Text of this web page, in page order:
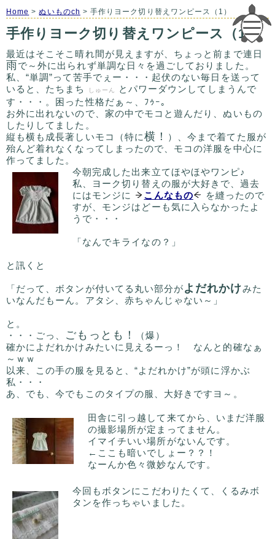
Home >ぬいものch > 手作りヨーク切り替えワンピース（1）
手作りヨーク切り替えワンピース（1）
最近はそこそこ晴れ間が見えますが、ちょっと前まで連日
雨で～外に出られず単調な日々を過ごしておりました。
私、“単調”って苦手でぇー・・・起伏のない毎日を送って
いると、たちまち
しゅーん
とパワーダウンしてしまうんで
す・・・。困った性格だぁ～、ﾌｩｰ｡
お外に出れないので、家の中でモコと遊んだり、ぬいもの
したりしてました。
縦も横も成長著しいモコ（特に横！
）、今まで着てた服が
殆んど着れなくなってしまったので、モコの洋服を中心に
作ってました。
今朝完成した出来立てほやほやワンピ♪
私、ヨーク切り替えの服が大好きで、過去
にはモンジに
こんなもの
を縫ったので
すが、モンジはどーも気に入らなかったよ
うで・・・
「なんでキライなの？」
と訊くと
「だって、ボタンが付いてる丸い部分がよだれかけみた
いなんだもーん。アタシ、赤ちゃんじゃない～」
と。
・・・ごっ、 ごもっとも！
（爆）
確かによだれかけみたいに見えるーっ！ なんと的確なぁ
～ｗｗ
以来、この手の服を見ると、“よだれかけ”が頭に浮かぶ
私・・・
あ、でも、今でもこのタイプの服、大好きですヨ～。
田舎に引っ越して来てから、いまだ洋服
の撮影場所が定まってません。
イマイチいい場所がないんです。
←ここも暗いでしょー？？！
なーんか色々微妙なんです。
今回もボタンにこだわりたくて、くるみボ
タンを作っちゃいました。